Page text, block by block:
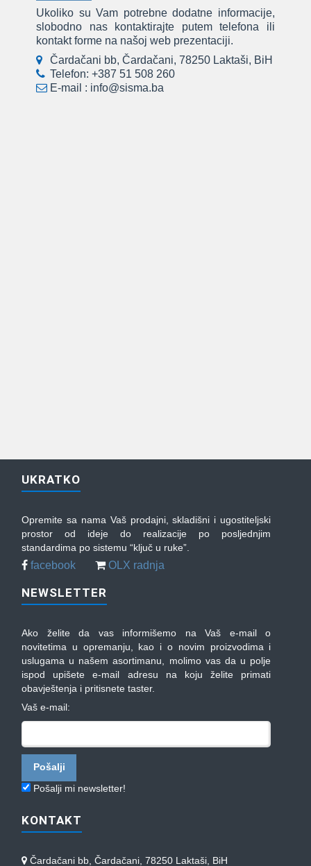
Ukoliko su Vam potrebne dodatne informacije,
slobodno nas kontaktirajte putem telefona ili
kontakt forme na našoj web prezentaciji.
Čardačani bb, Čardačani, 78250 Laktaši, BiH
Telefon: +387 51 508 260
E-mail : info@sisma.ba
UKRATKO
Opremite sa nama Vaš prodajni, skladišni i ugostiteljski
prostor od ideje do realizacije po posljednjim
standardima po sistemu “ključ u ruke”.
facebook OLX radnja
NEWSLETTER
Ako želite da vas informišemo na Vaš e-mail o
novitetima u opremanju, kao i o novim proizvodima i
uslugama u našem asortimanu, molimo vas da u polje
ispod upišete e-mail adresu na koju želite primati
obavještenja i pritisnete taster.
Vaš e-mail:
Pošalji mi newsletter!
KONTAKT
Čardačani bb, Čardačani, 78250 Laktaši, BiH